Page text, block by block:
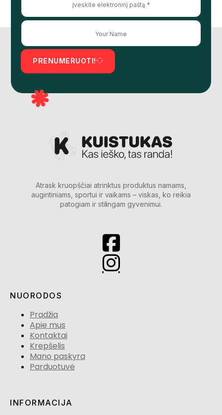
PRENUMERUOTI!
Atrask kruopščiai atrinktus produktus namams,
augintiniams, sportui ir vaikams – viskas, ko reikia
patogiam ir stilingam gyvenimui.
NUORODOS
Pradžia
Apie mus
Kontaktai
Krepšelis
Mano paskyra
Parduotuvė
INFORMACIJA